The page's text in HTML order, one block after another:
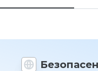
Как бы
этот
1 до 5?